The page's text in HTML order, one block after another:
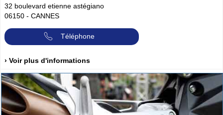
32 boulevard etienne astégiano
06150 - CANNES
Téléphone
› Voir plus d'informations